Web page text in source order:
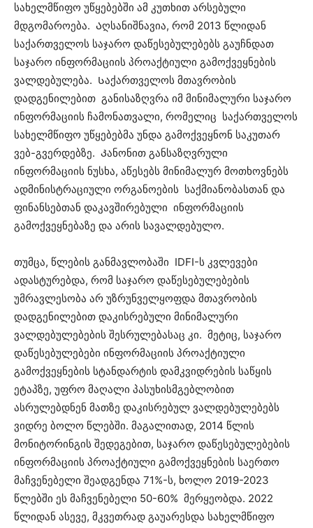
სახელმწიფო უწყებებში ამ კუთხით არსებული
მდგომაროება. Აღსანიშნავია, რომ 2013 წლიდან
საქართველოს საჯარო დაწესებულებებს გაუჩნდათ
საჯარო ინფორმაციის პროაქტიული გამოქვეყნების
ვალდებულება. Საქართველოს მთავრობის
დადგენილებით განისაზღვრა იმ მინიმალური საჯარო
ინფორმაციის ჩამონათვალი, რომელიც საქართველოს
სახელმწიფო უწყებებმა უნდა გამოქვეყნონ საკუთარ
ვებ-გვერდებზე. Კანონით განსაზღვრული
ინფორმაციის ნუსხა, აწესებს მინიმალურ მოთხოვნებს
ადმინისტრაციული ორგანოების საქმიანობასთან და
ფინანსებთან დაკავშირებული ინფორმაციის
გამოქვეყნებაზე და არის სავალდებულო.
თუმცა, წლების განმავლობაში IDFI-ს კვლევები
ადასტურებდა, რომ საჯარო დაწესებულებების
უმრავლესობა არ უზრუნველყოფდა მთავრობის
დადგენილებით დაკისრებული მინიმალური
ვალდებულებების შესრულებასაც კი. მეტიც, საჯარო
დაწესებულებები ინფორმაციის პროაქტიული
გამოქვეყნების სტანდარტის დამკვიდრების საწყის
ეტაპზე, უფრო მაღალი პასუხისმგებლობით
ასრულებდნენ მათზე დაკისრებულ ვალდებულებებს
ვიდრე ბოლო წლებში. მაგალითად, 2014 წლის
მონიტორინგის შედეგებით, საჯარო დაწესებულებების
ინფორმაციის პროაქტიული გამოქვეყნების საერთო
მაჩვენებელი შეადგენდა 71%-ს, ხოლო 2019-2023
წლებში ეს მაჩვენებელი 50-60% მერყეობდა. 2022
წლიდან ასევე, მკვეთრად გაუარესდა სახელმწიფო